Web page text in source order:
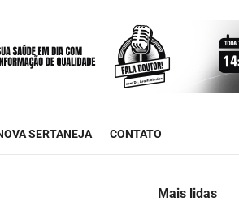
SERTANEJA CONTATO
Mais lidas